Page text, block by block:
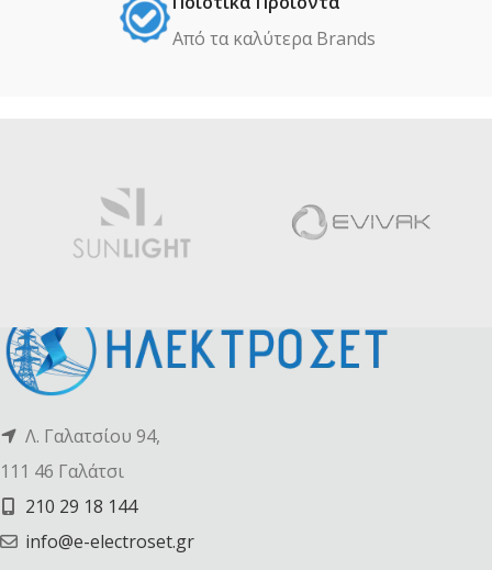
Από τα καλύτερα Βrands
Λ. Γαλατσίου 94,
111 46 Γαλάτσι
210 29 18 144
info@e-electroset.gr